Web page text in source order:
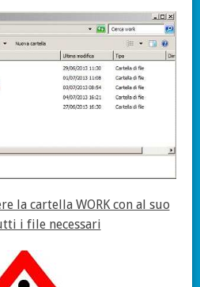
la cartella WORK con al suo
i file necessari